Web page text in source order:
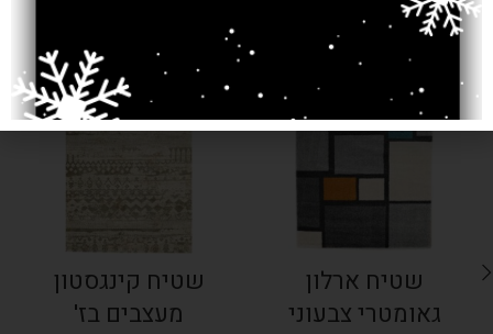
שטיח ארלון
גאומטרי צבעוני
שטיח קינגסטון
מעצבים בז'